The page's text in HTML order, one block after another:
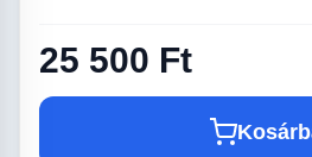
25 500 Ft